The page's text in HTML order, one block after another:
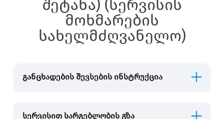
შეტანა) (სერვისის
მოხმარების
სახელმძღვანელო)
განცხადების შევსების ინსტრუქცია
სერვისით სარგებლობის გზა